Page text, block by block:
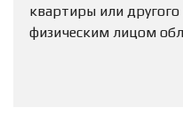
квартиры или
физическим лицом